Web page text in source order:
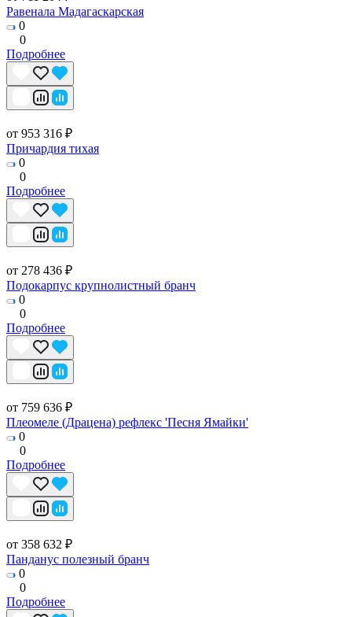
Равенала Мадагаскарская
0
0
Подробнее
от 953 316 ₽
Причардия тихая
0
0
Подробнее
от 278 436 ₽
Подокарпус крупнолистный бранч
0
0
Подробнее
от 759 636 ₽
Плеомеле (Драцена) рефлекс 'Песня Ямайки'
0
0
Подробнее
от 358 632 ₽
Панданус полезный бранч
0
0
Подробнее